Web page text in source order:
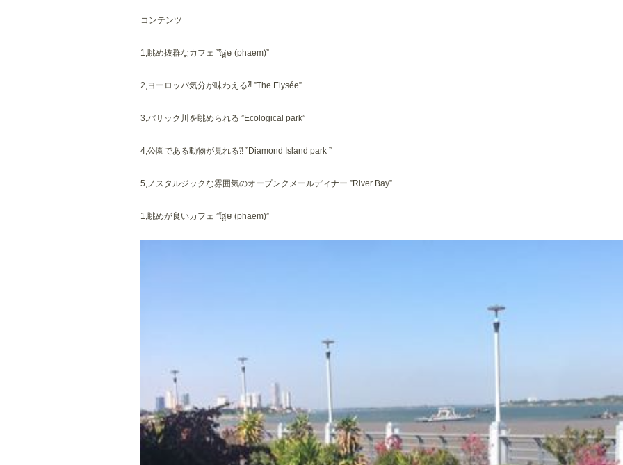
コンテンツ
1,眺め抜群なカフェ ”ផ្អែម (phaem)”
2,ヨーロッパ気分が味わえる⁈ ”The Elysée”
3,バサック川を眺められる ”Ecological park”
4,公園である動物が見れる⁈ ”Diamond Island park ”
5,ノスタルジックな雰囲気のオープンクメールディナー ”River Bay”
1,眺めが良いカフェ ”ផ្អែម (phaem)”